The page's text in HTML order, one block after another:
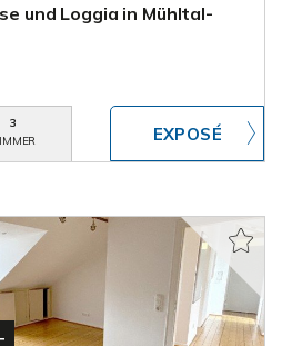
und Loggia in Mühltal-
3